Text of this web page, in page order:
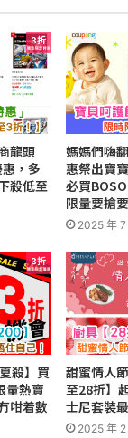
龍頭
，多
殺低至
媽媽們嗨
惠祭出寶
必買
限量要搶
2025 年 7
殺】買
量熱賣
咁着數
甜蜜情人
至28折】
士尼套裝
2025 年 2